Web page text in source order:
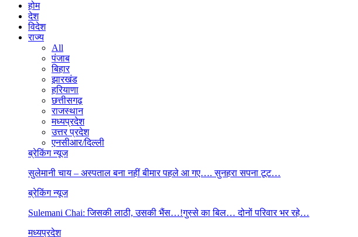
होम
देश
विदेश
राज्य
All
पंजाब
बिहार
झारखंड
हरियाणा
छत्तीसगढ़
राजस्थान
मध्यप्रदेश
उत्तर प्रदेश
एनसीआर/दिल्ली
ब्रेकिंग न्यूज
सुलेमानी चाय – अस्पताल बना नहीं बीमार पहले आ गए…. सुनहरा सपना टूट…
ब्रेकिंग न्यूज
Sulemani Chai: जिसकी लाठी, उसकी भैंस…!गुस्से का बिल… दोनों परिवार भर रहे…
मध्यप्रदेश